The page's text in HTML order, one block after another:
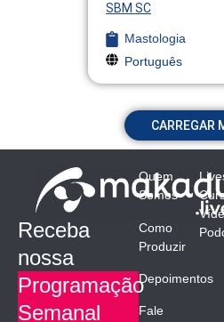
SBM SC
Mastologia
Português
CARREGAR
Receba
nossa
Programação
Semanal
Quem
Somos
Como
Produzir
Depoimentos
Fale